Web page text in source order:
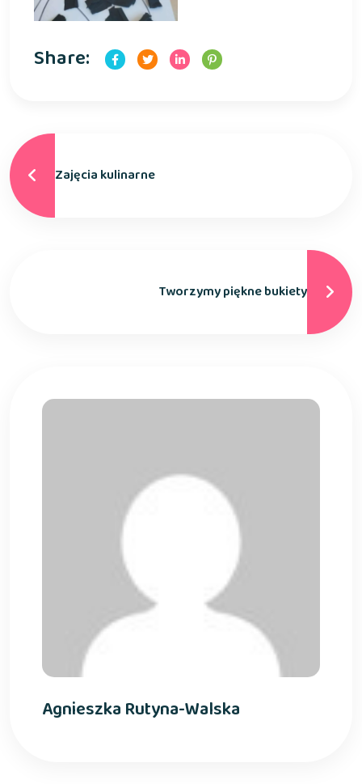
Share:
Zajęcia kulinarne
Tworzymy piękne bukiety
Agnieszka Rutyna-Walska